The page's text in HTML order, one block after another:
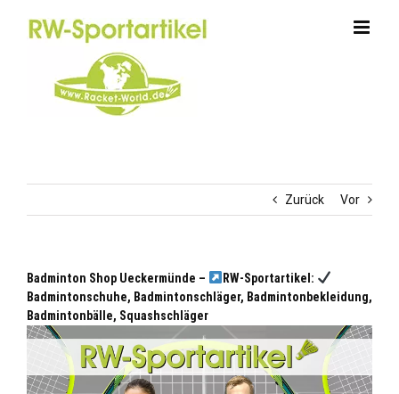
Zurück Vor
Badminton Shop Ueckermünde –
RW-Sportartikel:
Badmintonschuhe, Badmintonschläger, Badmintonbekleidung,
Badmintonbälle, Squashschläger